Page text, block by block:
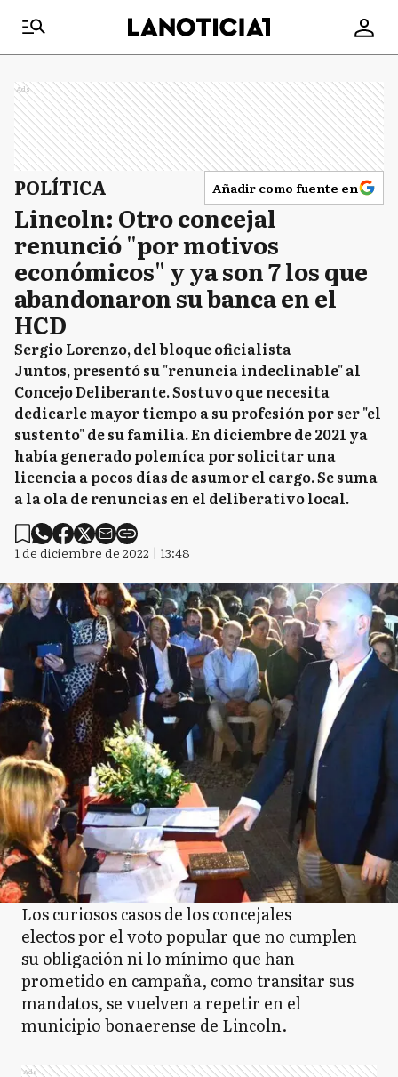
Ads
POLÍTICA Añadir como fuente en
Lincoln: Otro concejal
renunció "por motivos
económicos" y ya son 7 los que
abandonaron su banca en el
HCD
Sergio Lorenzo, del bloque oficialista
Juntos, presentó su "renuncia indeclinable" al
Concejo Deliberante. Sostuvo que necesita
dedicarle mayor tiempo a su profesión por ser "el
sustento" de su familia. En diciembre de 2021 ya
había generado polemíca por solicitar una
licencia a pocos días de asumor el cargo. Se suma
a la ola de renuncias en el deliberativo local.
1 de diciembre de 2022 | 13:48
Los curiosos casos de los concejales
electos por el voto popular que no cumplen
su obligación ni lo mínimo que han
prometido en campaña, como transitar sus
mandatos, se vuelven a repetir en el
municipio bonaerense de Lincoln.
Ads